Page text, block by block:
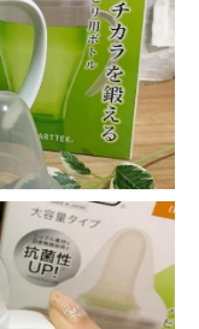
ラム)
肺炎の予防策
ョップ
する